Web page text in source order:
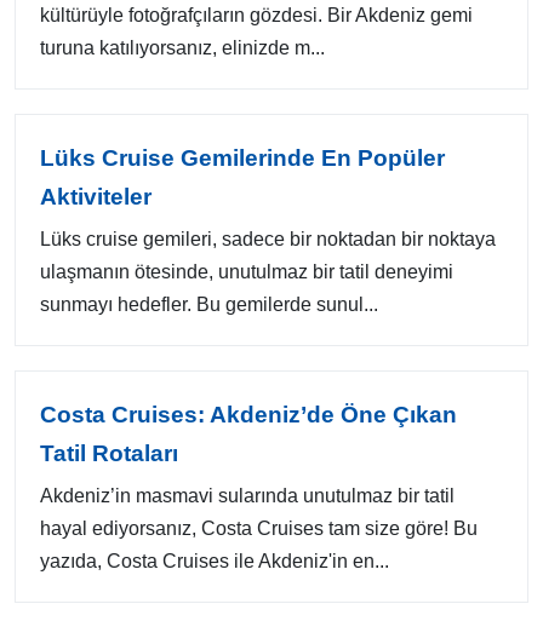
kültürüyle fotoğrafçıların gözdesi. Bir Akdeniz gemi
turuna katılıyorsanız, elinizde m...
Lüks Cruise Gemilerinde En Popüler
Aktiviteler
Lüks cruise gemileri, sadece bir noktadan bir noktaya
ulaşmanın ötesinde, unutulmaz bir tatil deneyimi
sunmayı hedefler. Bu gemilerde sunul...
Costa Cruises: Akdeniz’de Öne Çıkan
Tatil Rotaları
Akdeniz’in masmavi sularında unutulmaz bir tatil
hayal ediyorsanız, Costa Cruises tam size göre! Bu
yazıda, Costa Cruises ile Akdeniz'in en...